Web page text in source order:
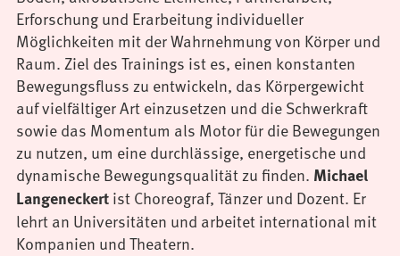
Erforschung und Erarbeitung individueller
Möglichkeiten mit der Wahrnehmung von Körper und
Raum. Ziel des Trainings ist es, einen konstanten
Bewegungsfluss zu entwickeln, das Körpergewicht
auf vielfältiger Art einzusetzen und die Schwerkraft
sowie das Momentum als Motor für die Bewegungen
zu nutzen, um eine durchlässige, energetische und
dynamische Bewegungsqualität zu finden. Michael
Langeneckertist Choreograf, Tänzer und Dozent. Er
lehrt an Universitäten und arbeitet international mit
Kompanien und Theatern.